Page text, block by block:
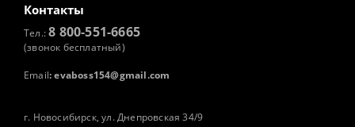
Контакты
Тел.:8 800-551-6665
(звонок бесплатный)
Email: evaboss154@gmail.com
г. Новосибирск, ул. Днепровская 34/9